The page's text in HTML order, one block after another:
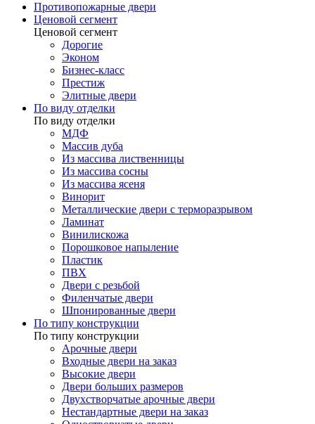
Противопожарные двери
Ценовой сегмент
Ценовой сегмент
Дорогие
Эконом
Бизнес-класс
Престиж
Элитные двери
По виду отделки
По виду отделки
МДФ
Массив дуба
Из массива лиственницы
Из массива сосны
Из массива ясеня
Винорит
Металлические двери с терморазрывом
Ламинат
Винилискожа
Порошковое напыление
Пластик
ПВХ
Двери с резьбой
Филенчатые двери
Шпонированные двери
По типу конструкции
По типу конструкции
Арочные двери
Входные двери на заказ
Высокие двери
Двери больших размеров
Двухстворчатые арочные двери
Нестандартные двери на заказ